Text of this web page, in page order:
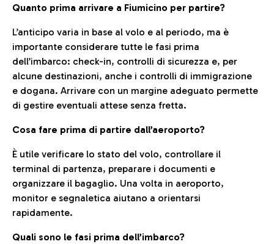
Quanto prima arrivare a Fiumicino per partire?
L’anticipo varia in base al volo e al periodo, ma è
importante considerare tutte le fasi prima
dell’imbarco: check-in, controlli di sicurezza e, per
alcune destinazioni, anche i controlli di immigrazione
e dogana. Arrivare con un margine adeguato permette
di gestire eventuali attese senza fretta.
Cosa fare prima di partire dall’aeroporto?
È utile verificare lo stato del volo, controllare il
terminal di partenza, preparare i documenti e
organizzare il bagaglio. Una volta in aeroporto,
monitor e segnaletica aiutano a orientarsi
rapidamente.
Quali sono le fasi prima dell’imbarco?